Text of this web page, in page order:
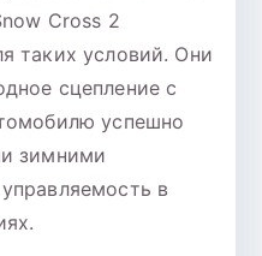
Cross 2
таких условий. Они
сцепление с
успешно
зимними
в